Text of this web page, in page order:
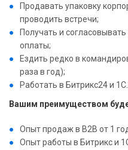
Продавать упаковку
проводить встречи;
Получать и
оплаты;
Ездить редко в
раза в год);
Работать в Битрикс24 и 1С.
Вашим преимуществом
Опыт продаж в В2В от 1
Опыт работы в Битрикс и